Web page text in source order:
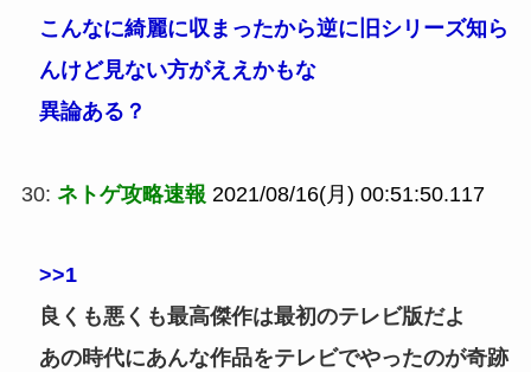
こんなに綺麗に収まったから逆に旧シリーズ知ら
んけど見ない方がええかもな
異論ある？
30: ネトゲ攻略速報 2021/08/16(月) 00:51:50.117
>>1
良くも悪くも最高傑作は最初のテレビ版だよ
あの時代にあんな作品をテレビでやったのが奇跡